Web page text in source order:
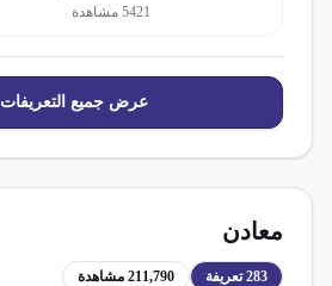
5421 مشاهدة
عرض جميع التعريفات
معادن
283تعريفة 211,790 مشاهدة